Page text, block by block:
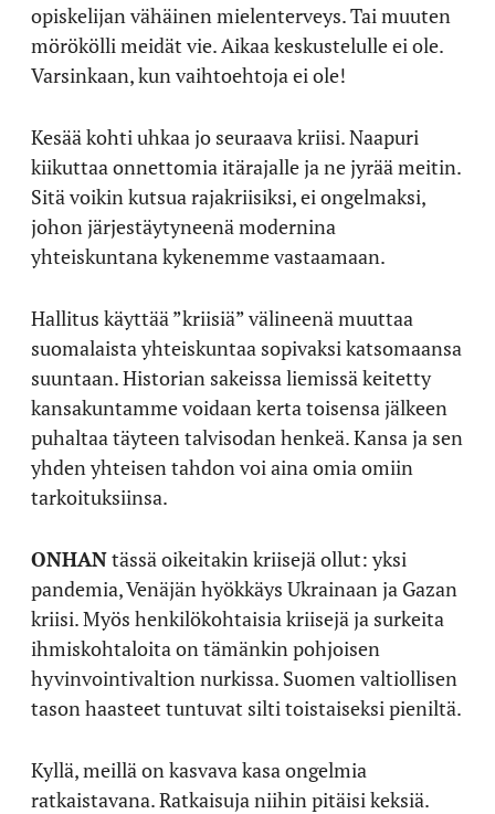
opiskelijan vähäinen mielenterveys. Tai muuten
mörökölli meidät vie. Aikaa keskustelulle ei ole.
Varsinkaan, kun vaihtoehtoja ei ole!
Kesää kohti uhkaa jo seuraava kriisi. Naapuri
kiikuttaa onnettomia itärajalle ja ne jyrää meitin.
Sitä voikin kutsua rajakriisiksi, ei ongelmaksi,
johon järjestäytyneenä modernina
yhteiskuntana kykenemme vastaamaan.
Hallitus käyttää ”kriisiä” välineenä muuttaa
suomalaista yhteiskuntaa sopivaksi katsomaansa
suuntaan. Historian sakeissa liemissä keitetty
kansakuntamme voidaan kerta toisensa jälkeen
puhaltaa täyteen talvisodan henkeä. Kansa ja sen
yhden yhteisen tahdon voi aina omia omiin
tarkoituksiinsa.
ONHANtässä oikeitakin kriisejä ollut: yksi
pandemia, Venäjän hyökkäys Ukrainaan ja Gazan
kriisi. Myös henkilökohtaisia kriisejä ja surkeita
ihmiskohtaloita on tämänkin pohjoisen
hyvinvointivaltion nurkissa. Suomen valtiollisen
tason haasteet tuntuvat silti toistaiseksi pieniltä.
Kyllä, meillä on kasvava kasa ongelmia
ratkaistavana. Ratkaisuja niihin pitäisi keksiä.